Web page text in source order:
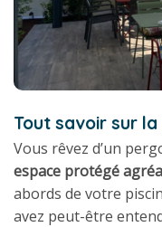
Tout savoir sur
Vous rêvez d’un
espace protégé
abords de votre
avez peut-être